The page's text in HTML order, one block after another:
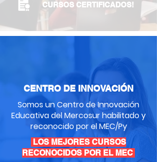
CURSOS CERTIFICADOS!
CENTRO DE INNOVACIÓN
Somos un Centro de Innovación
Educativa del Mercosur habilitado y
reconocido por el MEC/Py
LOS MEJORES CURSOS
RECONOCIDOS POR EL MEC